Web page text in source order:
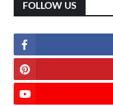
FOLLOW US